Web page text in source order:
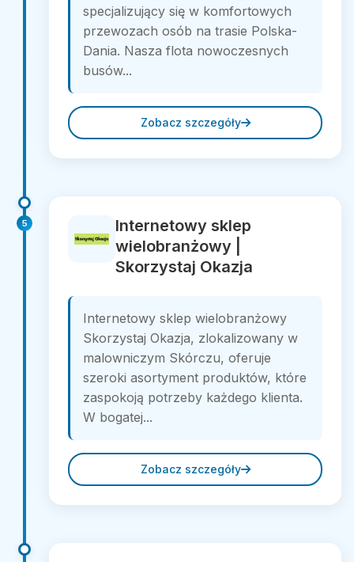
specjalizujący się w komfortowych
przewozach osób na trasie Polska-
Dania. Nasza flota nowoczesnych
busów...
Zobacz szczegóły
5
Internetowy sklep
wielobranżowy |
Skorzystaj Okazja
Internetowy sklep wielobranżowy
Skorzystaj Okazja, zlokalizowany w
malowniczym Skórczu, oferuje
szeroki asortyment produktów, które
zaspokoją potrzeby każdego klienta.
W bogatej...
Zobacz szczegóły